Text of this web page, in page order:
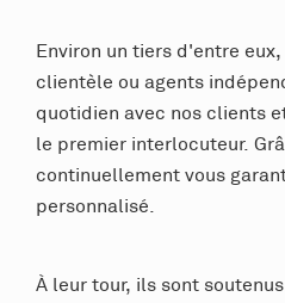
Environ un tiers d'entre
clientèle ou agents
quotidien avec nos clients
le premier interlocuteur.
continuellement vous
personnalisé.
À leur tour, ils sont